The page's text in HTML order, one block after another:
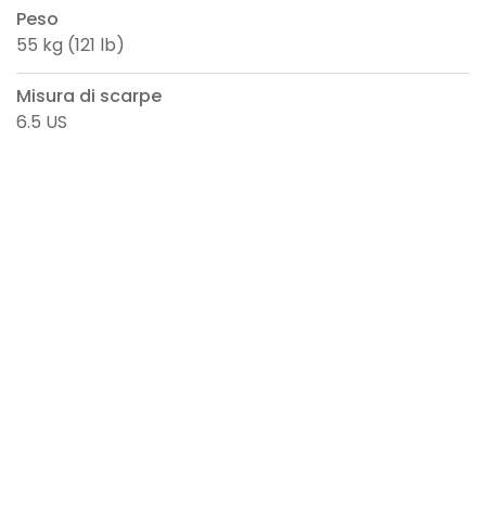
Peso
55 kg (121 lb)
Misura di scarpe
6.5 US